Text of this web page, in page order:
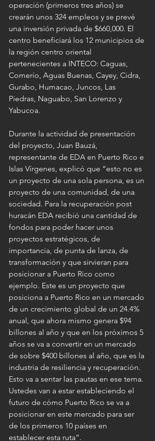
operación (primeros tres años) se
crearán unos 324 empleos y se prevé
una inversión privada de $660,000. El
centro beneficiará los 12 municipios de
la región centro oriental
pertenecientes a INTECO: Caguas,
Comerío, Aguas Buenas, Cayey, Cidra,
Gurabo, Humacao, Juncos, Las
Piedras, Naguabo, San Lorenzo y
Yabucoa.
Durante la actividad de presentación
del proyecto, Juan Bauzá,
representante de EDA en Puerto Rico e
Islas Vírgenes, explicó que “esto no es
un proyecto de una sola persona, es un
proyecto de una comunidad, de una
sociedad. Para la recuperación post
huracán EDA recibió una cantidad de
fondos para poder hacer unos
proyectos estratégicos, de
importancia, de punta de lanza, de
transformación y que sirvieran para
posicionar a Puerto Rico como
ejemplo. Este es un proyecto que
posiciona a Puerto Rico en un mercado
de un crecimiento global de un 24.4%
anual, que ahora mismo genera $94
billones al año y que en los próximos 5
años se va a convertir en un mercado
de sobre $400 billones al año, que es la
industria de resiliencia y recuperación.
Esto va a sentar las pautas en ese tema.
Ustedes van a estar estableciendo el
futuro de cómo Puerto Rico se va a
posicionar en este mercado para ser
de los primeros 10 países en
establecer esta ruta”.